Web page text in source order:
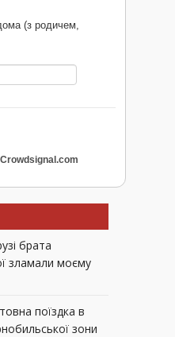
(з родичем,
Crowdsignal.com
брата
зламали моєму
поїздка в
зони